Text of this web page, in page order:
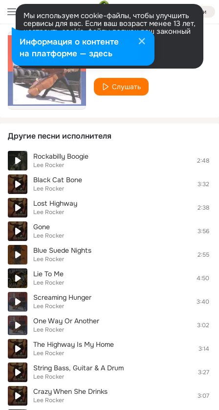
Войти
Мы используем cookie-файлы, чтобы улучшить
сервисы для вас. Если ваш возраст менее 13 лет,
настроить cookie-файлы должен ваш законный
представитель. Больше информации
Разрешить все Настроить
Memphis Freeze
Lee Rocker
Слушать
Другие песни исполнителя
Rockabilly Boogie
Lee Rocker
2:48
Black Cat Bone
Lee Rocker
3:32
Lost Highway
Lee Rocker
2:38
Gone
Lee Rocker
3:56
Blue Suede Nights
Lee Rocker
2:55
Lie To Me
Lee Rocker
4:50
Screaming Hunger
Lee Rocker
3:40
One Way Or Another
Lee Rocker
3:02
The Highway Is My Home
Lee Rocker
3:14
String Bass, Guitar & A Drum
Lee Rocker
3:27
Crazy When She Drinks
Lee Rocker
3:07
Информация о контенте
на платформе — здесь